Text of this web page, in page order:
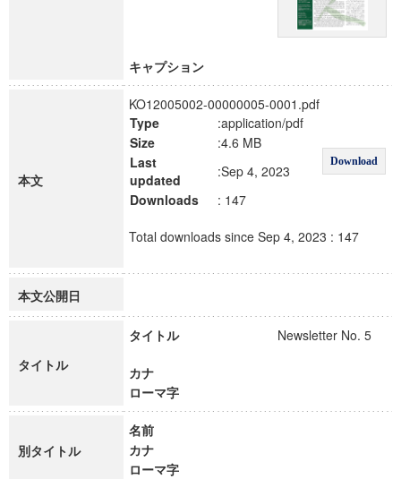
キャプション
本文
KO12005002-00000005-0001.pdf
Type
:application/pdf
Download
Size
:4.6 MB
Last
updated
:Sep 4, 2023
Downloads
: 147
Total downloads since Sep 4, 2023 : 147
本文公開日
タイトル
タイトル Newsletter No. 5
カナ
ローマ字
別タイトル
名前
カナ
ローマ字